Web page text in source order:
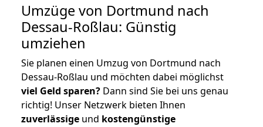
Umzüge von Dortmund nach
Dessau-Roßlau: Günstig
umziehen
Sie planen einen Umzug von Dortmund nach
Dessau-Roßlau und möchten dabei möglichst
viel Geld sparen? Dann sind Sie bei uns genau
richtig! Unser Netzwerk bieten Ihnen
zuverlässige und kostengünstige